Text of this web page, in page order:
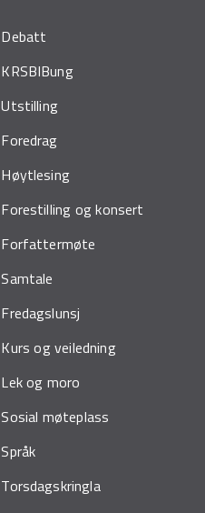
Debatt
KRSBIBung
Utstilling
Foredrag
Høytlesing
Forestilling og konsert
Forfattermøte
Samtale
Fredagslunsj
Kurs og veiledning
Lek og moro
Sosial møteplass
Språk
Torsdagskringla